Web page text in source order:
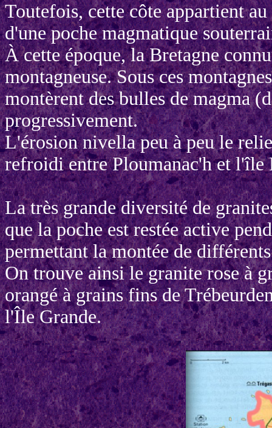
Toutefois, cette côte appartient
d'une poche magmatique
À cette époque, la Bretagne
montagneuse. Sous ces
montèrent des bulles de magma
progressivement.
L'érosion nivella peu à peu le
refroidi entre Ploumanac'h et
La très grande diversité de
que la poche est restée active
permettant la montée de
On trouve ainsi le granite rose à
orangé à grains fins de
l'Île Grande.